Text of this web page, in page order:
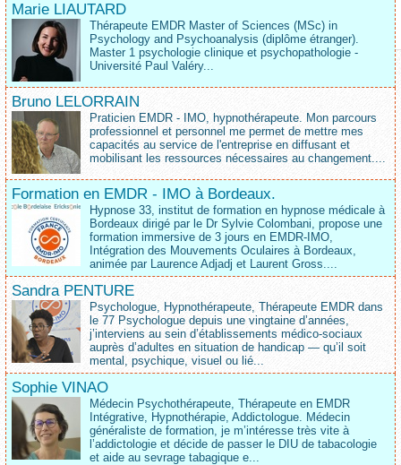
Marie LIAUTARD
Thérapeute EMDR Master of Sciences (MSc) in
Psychology and Psychoanalysis (diplôme étranger).
Master 1 psychologie clinique et psychopathologie -
Université Paul Valéry...
Bruno LELORRAIN
Praticien EMDR - IMO, hypnothérapeute. Mon parcours
professionnel et personnel me permet de mettre mes
capacités au service de l'entreprise en diffusant et
mobilisant les ressources nécessaires au changement....
Formation en EMDR - IMO à Bordeaux.
Hypnose 33, institut de formation en hypnose médicale à
Bordeaux dirigé par le Dr Sylvie Colombani, propose une
formation immersive de 3 jours en EMDR-IMO,
Intégration des Mouvements Oculaires à Bordeaux,
animée par Laurence Adjadj et Laurent Gross....
Sandra PENTURE
Psychologue, Hypnothérapeute, Thérapeute EMDR dans
le 77 Psychologue depuis une vingtaine d’années,
j’interviens au sein d’établissements médico‑sociaux
auprès d’adultes en situation de handicap — qu’il soit
mental, psychique, visuel ou lié...
Sophie VINAO
Médecin Psychothérapeute, Thérapeute en EMDR
Intégrative, Hypnothérapie, Addictologue. Médecin
généraliste de formation, je m’intéresse très vite à
l’addictologie et décide de passer le DIU de tabacologie
et aide au sevrage tabagique e...